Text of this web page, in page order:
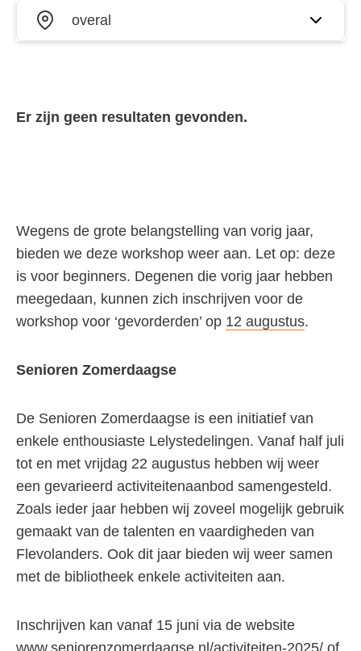
en plaats
Waar?
Er zijn geen resultaten gevonden.
Wegens de grote belangstelling van vorig jaar,
bieden we deze workshop weer aan. Let op: deze
is voor beginners. Degenen die vorig jaar hebben
meegedaan, kunnen zich inschrijven voor de
workshop voor ‘gevorderden’ op 12 augustus.
Senioren Zomerdaagse
De Senioren Zomerdaagse is een initiatief van
enkele enthousiaste Lelystedelingen. Vanaf half juli
tot en met vrijdag 22 augustus hebben wij weer
een gevarieerd activiteitenaanbod samengesteld.
Zoals ieder jaar hebben wij zoveel mogelijk gebruik
gemaakt van de talenten en vaardigheden van
Flevolanders. Ook dit jaar bieden wij weer samen
met de bibliotheek enkele activiteiten aan.
Inschrijven kan vanaf 15 juni via de website
www.seniorenzomerdaagse.nl/activiteiten-2025/ of